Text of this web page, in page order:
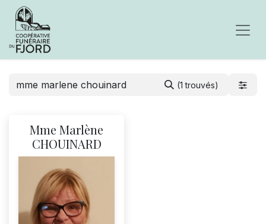
(1 trouvés)
Mme Marlène
CHOUINARD